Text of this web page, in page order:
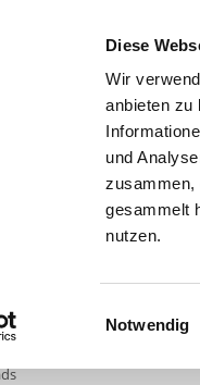
Diese
Wir
anbieten zu
und
zusammen,
gesammelt
nutzen.
Notwendig